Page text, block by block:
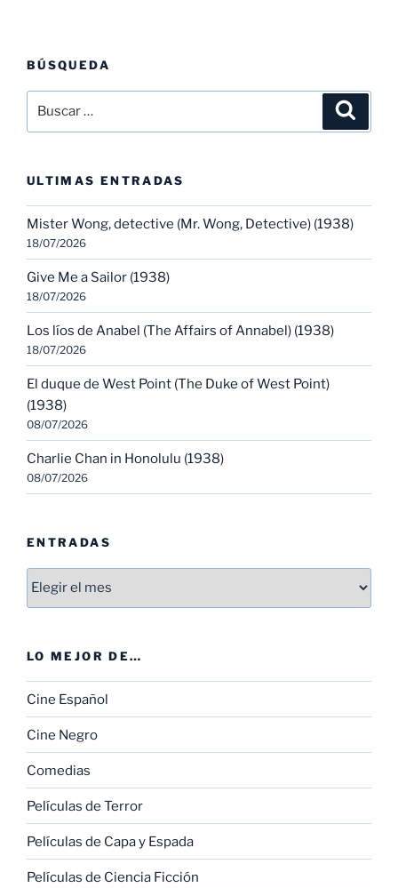
BÚSQUEDA
por:
ULTIMAS ENTRADAS
Mister Wong, detective (Mr. Wong, Detective) (1938)
18/07/2026
Give Me a Sailor (1938)
18/07/2026
Los líos de Anabel (The Affairs of Annabel) (1938)
18/07/2026
El duque de West Point (The Duke of West Point)
(1938)
08/07/2026
Charlie Chan in Honolulu (1938)
08/07/2026
ENTRADAS
Entradas
LO MEJOR DE…
Cine Español
Cine Negro
Comedias
Películas de Terror
Películas de Capa y Espada
Películas de Ciencia Ficción